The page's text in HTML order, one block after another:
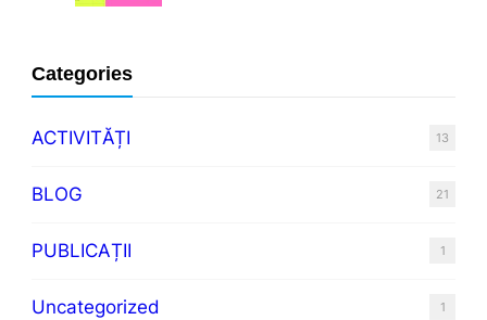
Categories
ACTIVITĂȚI 13
BLOG 21
PUBLICAȚII 1
Uncategorized 1